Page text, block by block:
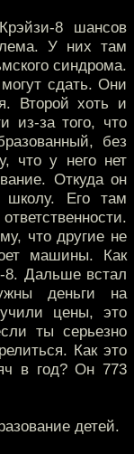
8 шансов
У них там
синдрома.
сдать. Они
Второй хоть и
из-за того, что
без
что у него нет
Откуда он
школу. Его там
что другие не
машины. Как
8. Дальше встал
деньги на
цены, это
ты серьезно
Как это
в год? Он 773
детей.